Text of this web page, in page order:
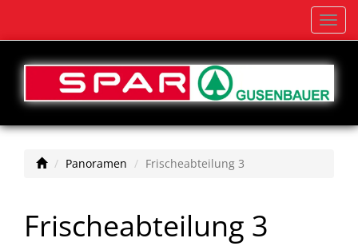
Panoramen Frischeabteilung 3
Frischeabteilung 3